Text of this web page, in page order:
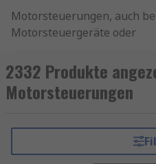
Motorsteuerungen, auch
Motorsteuergeräte oder
Geräte zur Steuerung von
Drehzahl eines
manuell oder automatisch
Drehrichtung,
Drehmomentbegrenzung
2332 Produkte
Motorsteuerungen